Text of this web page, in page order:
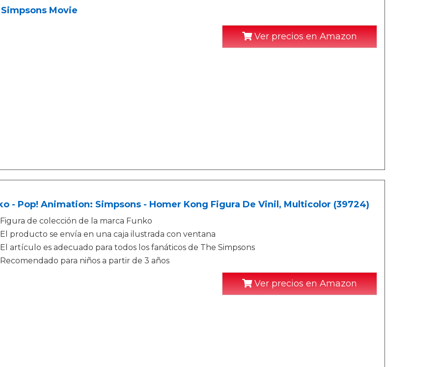
Movie
Ver precios en Amazon
- Pop! Animation: Simpsons - Homer Kong Figura De Vinil, Multicolor (39724)
Figura de colección de la marca Funko
El producto se envía en una caja ilustrada con ventana
El artículo es adecuado para todos los fanáticos de The Simpsons
Recomendado para niños a partir de 3 años
Ver precios en Amazon